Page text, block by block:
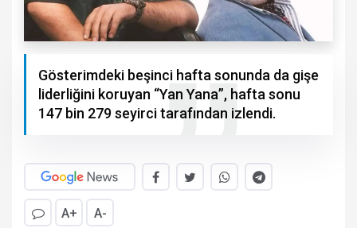
Gösterimdeki beşinci hafta sonunda da gişe
liderliğini koruyan “Yan Yana”, hafta sonu
147 bin 279 seyirci tarafından izlendi.
A+ A-